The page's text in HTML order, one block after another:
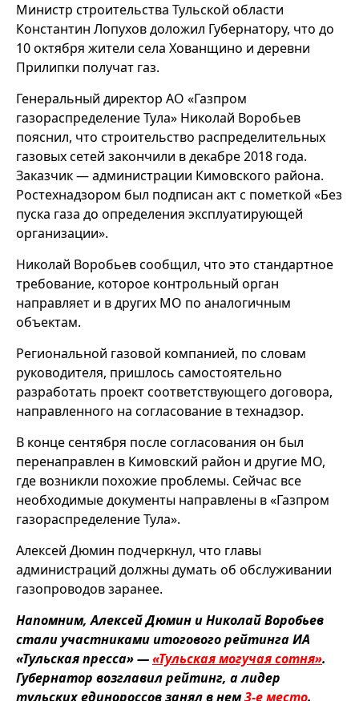
Министр строительства Тульской области
Константин Лопухов доложил Губернатору, что до
10 октября жители села Хованщино и деревни
Прилипки получат газ.
Генеральный директор АО «Газпром
газораспределение Тула» Николай Воробьев
пояснил, что строительство распределительных
газовых сетей закончили в декабре 2018 года.
Заказчик — администрации Кимовского района.
Ростехнадзором был подписан акт с пометкой «Без
пуска газа до определения эксплуатирующей
организации».
Николай Воробьев сообщил, что это стандартное
требование, которое контрольный орган
направляет и в других МО по аналогичным
объектам.
Региональной газовой компанией, по словам
руководителя, пришлось самостоятельно
разработать проект соответствующего договора,
направленного на согласование в технадзор.
В конце сентября после согласования он был
перенаправлен в Кимовский район и другие МО,
где возникли похожие проблемы. Сейчас все
необходимые документы направлены в «Газпром
газораспределение Тула».
Алексей Дюмин подчеркнул, что главы
администраций должны думать об обслуживании
газопроводов заранее.
Напомним, Алексей Дюмин и Николай Воробьев
стали участниками итогового рейтинга ИА
«Тульская пресса» —«Тульская могучая сотня».
Губернатор возглавил рейтинг, а лидер
тульских единороссов занял в нем3-е место.